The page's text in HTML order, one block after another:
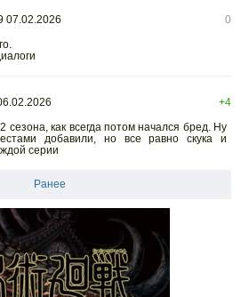
07.02.2026
0
+4
сезона, как всегда потом начался бред. Ну
добавили, но все равно скука и
серии
Ранее